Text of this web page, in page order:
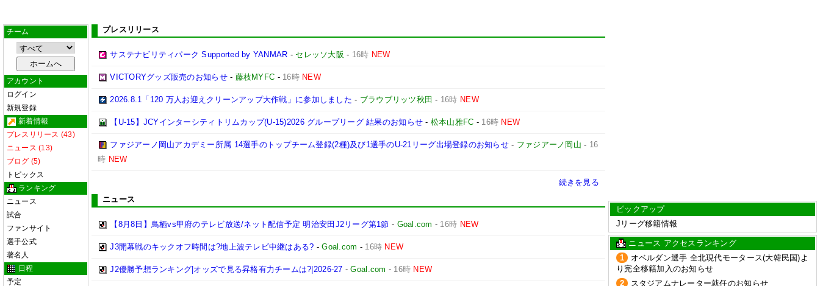
チーム
アカウント
ログイン
新規登録
新着情報
プレスリリース (43)
ニュース (13)
ブログ (5)
トピックス
ランキング
ニュース
試合
ファンサイト
選手公式
著名人
日程
予定
プレスリリース
サステナビリティパーク Supported by YANMAR - セレッソ大阪 - 16時 NEW
VICTORYグッズ販売のお知らせ- 藤枝MYFC - 16時 NEW
2026.8.1「120 万人お迎えクリーンアップ大作戦」に参加しました - ブラウブリッツ秋田 - 16時 NEW
【U-15】JCYインターシティトリムカップ(U-15)2026 グループリーグ 結果のお知らせ - 松本山雅FC - 16時 NEW
ファジアーノ岡山アカデミー所属 14選手のトップチーム登録(2種)及び1選手のU-21リーグ出場登録のお知らせ- ファジアーノ岡山 - 16
時 NEW
続きを見る
ニュース
【8月8日】鳥栖vs甲府のテレビ放送/ネット配信予定 明治安田J2リーグ第1節 - Goal.com - 16時 NEW
J3開幕戦のキックオフ時間は?地上波テレビ中継はある? -Goal.com - 16時 NEW
J2優勝予想ランキング|オッズで見る昇格有力チームは?|2026-27 -Goal.com - 16時 NEW
ピックアップ
Jリーグ移籍情報
ニュース アクセスランキング
1
オベルダン選手 全北現代モータース(大韓民国)よ
り完全移籍加入のお知らせ
2
スタジアムナレーター就任のお知らせ